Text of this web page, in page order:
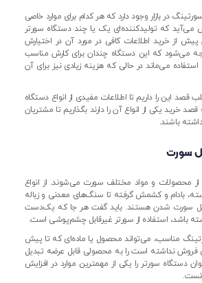
در بازار وجود دارد که هر کدام برای موارد خاصی
که تولیدکننده‌ای یک یا چند دستگاه سورتر
از خرید اطلاعات کافی در مورد آن در اختیارش
می‌شود که این دستگاه چندان برای کارش مناسب
می‌ماند در حالی که هزینه زیادی نیز برای آن
قصد این را داریم تا اطلاعات مفیدی از انواع دستگاه
قصد خرید یکی از انواع آن را دارند بگذاریم تا مشتریان
باشند.
سورت
محصولات و مواد مختلف سورت می‌شوند. از انواع
بادام و کشمش گرفته تا سنگ‌های معدنی و زباله
سورت شدن هستند. باید گفت هر جا که یک‌دست
باشد، استفاده از سورتر غیرقابل چشم‌پوشی است.
مناسب، می‌تواند محصول یا ماده‌ای که تا پیش
فروش نداشته است را به محصولی قابل عرضه تبدیل
دستگاه سورتر را یکی از مهمترین موارد در افزایش